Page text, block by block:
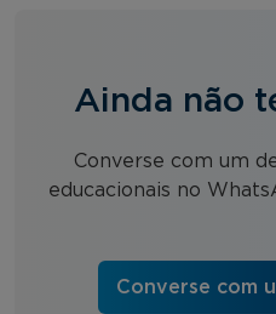
Ainda não
Converse com um
educacionais no
Converse com